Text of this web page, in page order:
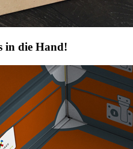
in die Hand!